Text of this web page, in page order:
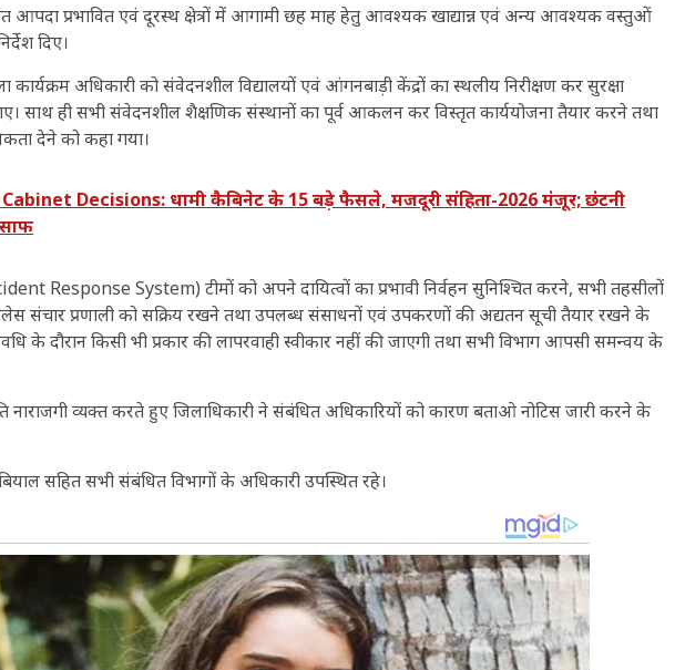
आपदा प्रभावित एवं दूरस्थ क्षेत्रों में आगामी छह माह हेतु आवश्यक खाद्यान्न एवं अन्य आवश्यक वस्तुओं
दिए।
अधिकारी को संवेदनशील विद्यालयों एवं आंगनबाड़ी केंद्रों का स्थलीय निरीक्षण कर सुरक्षा
गए। साथ ही सभी संवेदनशील शैक्षणिक संस्थानों का पूर्व आकलन कर विस्तृत कार्ययोजना तैयार करने तथा
देने को कहा गया।
Decisions: धामी कैबिनेट के 15 बड़े फैसले, मजदूरी संहिता-2026 मंजूर; छंटनी
साफ
Response System) टीमों को अपने दायित्वों का प्रभावी निर्वहन सुनिश्चित करने, सभी तहसीलों
संचार प्रणाली को सक्रिय रखने तथा उपलब्ध संसाधनों एवं उपकरणों की अद्यतन सूची तैयार रखने के
के दौरान किसी भी प्रकार की लापरवाही स्वीकार नहीं की जाएगी तथा सभी विभाग आपसी समन्वय के
नाराजगी व्यक्त करते हुए जिलाधिकारी ने संबंधित अधिकारियों को कारण बताओ नोटिस जारी करने के
सहित सभी संबंधित विभागों के अधिकारी उपस्थित रहे।